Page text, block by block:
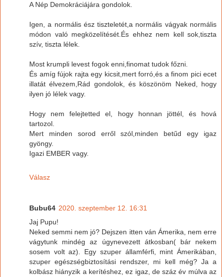
A Nép Demokráciájára gondolok.
Igen, a normális ész tiszteletét,a normális vágyak normális
módon való megközelítését.És ehhez nem kell sok,tiszta
szív, tiszta lélek.
Most krumpli levest fogok enni,finomat tudok főzni.
És amíg fújok rajta egy kicsit,mert forró,és a finom pici ecet
illatát élvezem,Rád gondolok, és köszönöm Neked, hogy
ilyen jó lélek vagy.
Hogy nem felejtetted el, hogy honnan jöttél, és hová
tartozol.
Mert minden sorod erről szól,minden betűd egy igaz
gyöngy.
Igazi EMBER vagy.
Válasz
Bubu64 2020. szeptember 12. 16:31
Jaj Pupu!
Neked semmi nem jó? Dejszen itten ván Ámerika, nem erre
vágytunk mindég az úgynevezett átkosban( bár nekem
sosem volt az). Egy szuper államférfi, mint Ámerikában,
szuper egészségbiztosítási rendszer, mi kell még? Ja a
kolbász hiányzik a kerítéshez, ez igaz, de száz év múlva az